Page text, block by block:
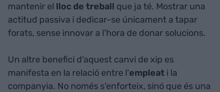
mantenir el lloc de treball que ja té. Mostrar una
actitud passiva i dedicar-se únicament a tapar
forats, sense innovar a l'hora de donar solucions.
Un altre benefici d'aquest canvi de xip es
manifesta en la relació entre l'empleat i la
companyia. No només s'enforteix, sinó que és una